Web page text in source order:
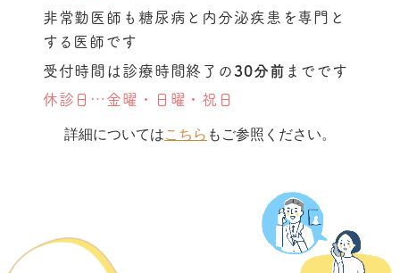
非常勤医師も糖尿病と内分泌疾患を専門と
する医師です
受付時間は診療時間終了の30分前 までです
休診日…金曜・日曜・祝日
詳細についてはこちら もご参照ください。